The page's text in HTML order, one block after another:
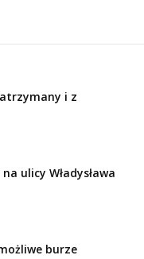
i z
ulicy Władysława
burze